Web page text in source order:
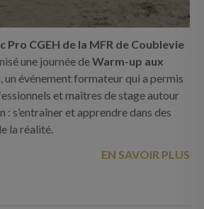
Pro CGEH de la MFR de Coublevie
une journée deWarm-up aux
, un événement formateur qui a permis
et maîtres de stage autour
: s’entraîner et apprendre dans des
la réalité.
EN SAVOIR PLUS